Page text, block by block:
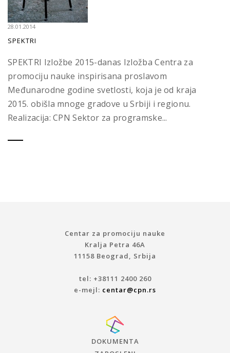
28.01.2014
SPEKTRI
SPEKTRI Izložbe 2015-danas Izložba Centra za
promociju nauke inspirisana proslavom
Međunarodne godine svetlosti, koja je od kraja
2015. obišla mnoge gradove u Srbiji i regionu.
Realizacija: CPN Sektor za programske...
Centar za promociju nauke
Kralja Petra 46A
11158 Beograd, Srbija
tel: +38111 2400 260
e-mejl: centar@cpn.rs
DOKUMENTA